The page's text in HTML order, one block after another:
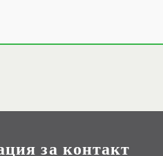
за контакт